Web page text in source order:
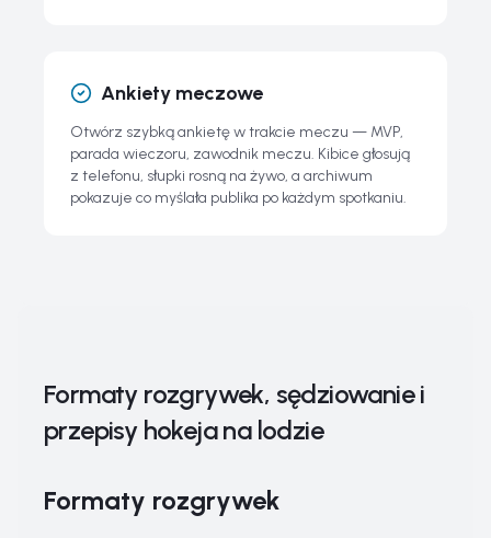
Ankiety meczowe
Otwórz szybką ankietę w trakcie meczu — MVP,
parada wieczoru, zawodnik meczu. Kibice głosują
z telefonu, słupki rosną na żywo, a archiwum
pokazuje co myślała publika po każdym spotkaniu.
Formaty rozgrywek, sędziowanie i
przepisy hokeja na lodzie
Formaty rozgrywek